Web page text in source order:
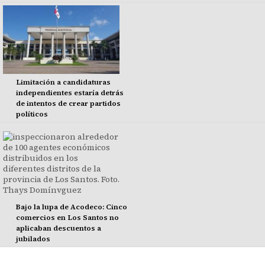
Limitación a candidaturas
independientes estaría detrás
de intentos de crear partidos
políticos
Bajo la lupa de Acodeco: Cinco
comercios en Los Santos no
aplicaban descuentos a
jubilados